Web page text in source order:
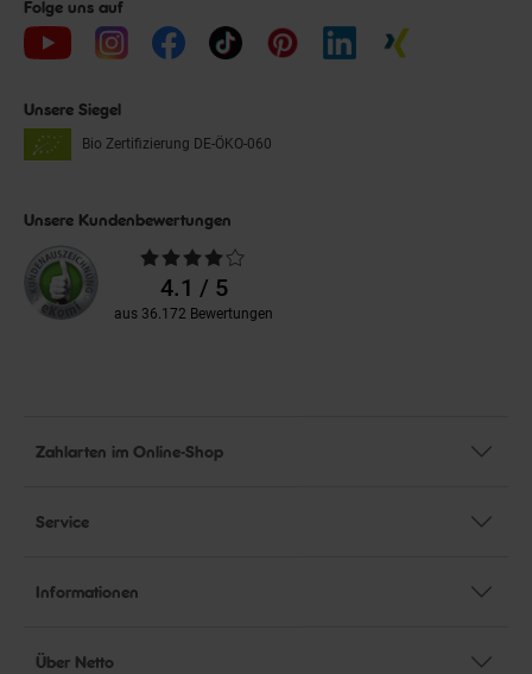
Folge uns auf
Unsere Siegel
Bio Zertifizierung DE-ÖKO-060
Unsere Kundenbewertungen
Durchschnittliche
Bewertungen4.1 / 5
aus 36.172 Bewertungen
Zahlarten im Online-Shop
Service
Informationen
Über Netto